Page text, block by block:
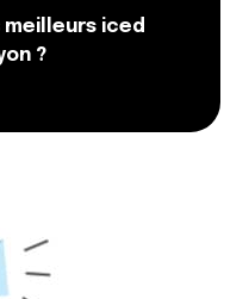
meilleurs iced
?